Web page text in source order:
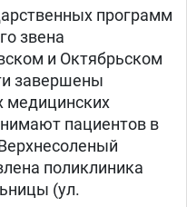
программ
звена
и Октябрьском
завершены
медицинских
пациентов в
поликлиника
(ул.